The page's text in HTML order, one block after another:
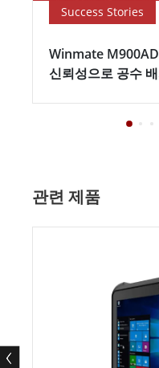
Success Stories
Winmate
신뢰성으로 공수
관련 제품